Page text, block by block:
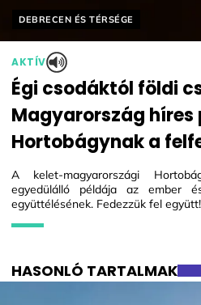
Helyszín címkék:
DEBRECEN ÉS TÉRSÉGE
AKTÍV
Égi csodáktól földi
Magyarország
Hortobágynak a
A kelet-magyarországi
egyedülálló példája az ember
együttélésének. Fedezzük fel együtt!
HASONLÓ TARTALMAK